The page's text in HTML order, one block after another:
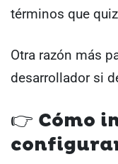
términos que
Otra razón más
desarrollador si
👉 Cómo